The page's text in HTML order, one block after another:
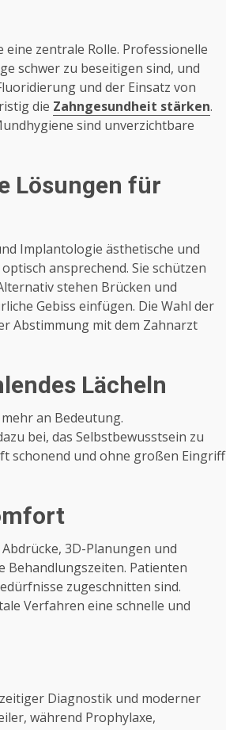
zentrale Rolle. Professionelle
schwer zu beseitigen sind, und
und der Einsatz von
die Zahngesundheit stärken.
sind unverzichtbare
Lösungen für
Implantologie ästhetische und
ansprechend. Sie schützen
stehen Brücken und
Gebiss einfügen. Die Wahl der
Abstimmung mit dem Zahnarzt
Lächeln
an Bedeutung.
bei, das Selbstbewusstsein zu
schonend und ohne großen Eingriff
3D-Planungen und
Patienten
zugeschnitten sind.
Verfahren eine schnelle und
Diagnostik und moderner
während Prophylaxe,